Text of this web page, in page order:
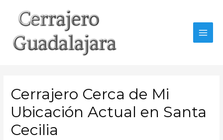
contenido
Cerrajero Cerca de Mi
Ubicación Actual en Santa
Cecilia